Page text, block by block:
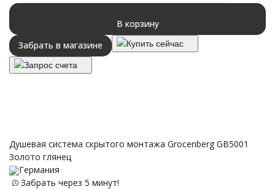
В корзину
Забрать в магазине
Купить сейчас
Запрос счета
Душевая система скрытого монтажа Grocenberg GB5001
Золото глянец
Германия
Забрать через 5 минут!